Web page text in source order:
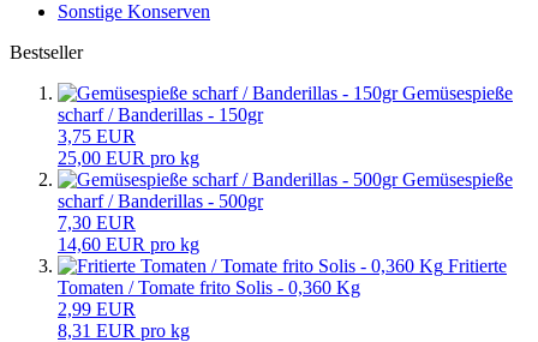
Sonstige Konserven
Bestseller
Gemüsespieße
scharf / Banderillas - 150gr
3,75 EUR
25,00 EUR pro kg
Gemüsespieße
scharf / Banderillas - 500gr
7,30 EUR
14,60 EUR pro kg
Fritierte
Tomaten / Tomate frito Solis - 0,360 Kg
2,99 EUR
8,31 EUR pro kg